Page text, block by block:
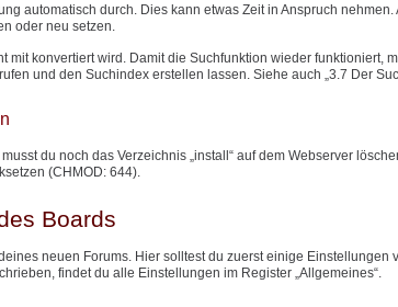
automatisch durch. Dies kann etwas Zeit in Anspruch
oder neu setzen.
mit konvertiert wird. Damit die Suchfunktion wieder funktioniert,
und den Suchindex erstellen lassen. Siehe auch „3.7 Der
du noch das Verzeichnis „install“ auf dem Webserver
(CHMOD: 644).
Boards
neuen Forums. Hier solltest du zuerst einige Einstellungen
findet du alle Einstellungen im Register „Allgemeines“.